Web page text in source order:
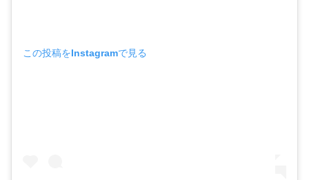
この投稿をInstagramで見る